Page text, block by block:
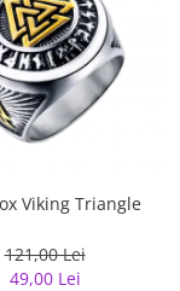
Viking Triangle
121,00 Lei
49,00 Lei